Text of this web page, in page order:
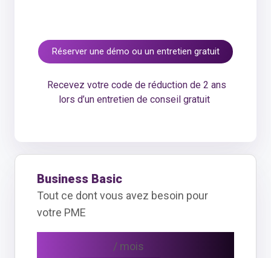
Réserver une démo ou un entretien gratuit
Recevez votre code de réduction de 2 ans
lors d’un entretien de conseil gratuit
Business Basic
Tout ce dont vous avez besoin pour
votre PME
/ mois